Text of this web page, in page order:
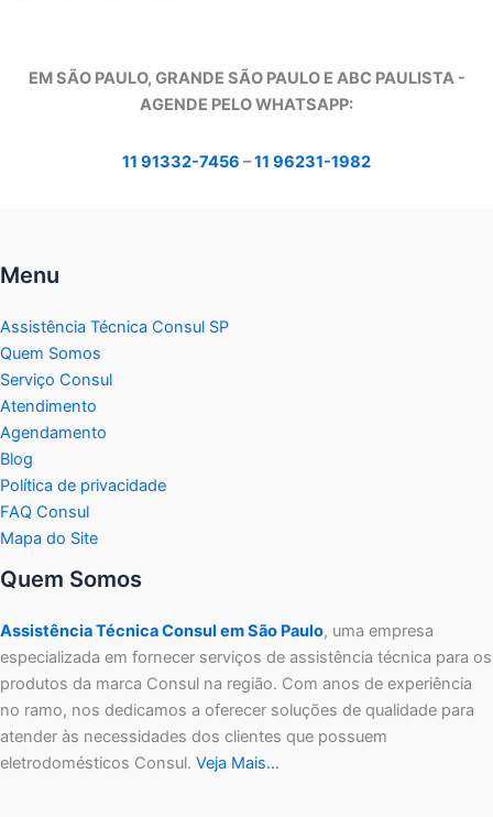
EM SÃO PAULO, GRANDE SÃO PAULO E ABC PAULISTA -
AGENDE PELO WHATSAPP:
11 91332-7456 –11 96231-1982
Menu
Assistência Técnica Consul SP
Quem Somos
Serviço Consul
Atendimento
Agendamento
Blog
Política de privacidade
FAQ Consul
Mapa do Site
Quem Somos
Assistência Técnica Consul em São Paulo, uma empresa
especializada em fornecer serviços de assistência técnica para os
produtos da marca Consul na região. Com anos de experiência
no ramo, nos dedicamos a oferecer soluções de qualidade para
atender às necessidades dos clientes que possuem
eletrodomésticos Consul. Veja Mais…